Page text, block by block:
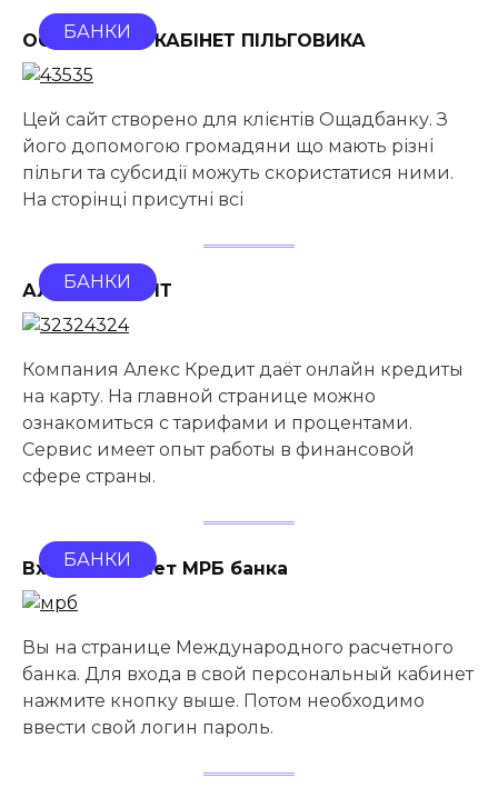
ОСОБИСТИЙ КАБІНЕТ ПІЛЬГОВИКА
БАНКИ
Цей сайт створено для клієнтів Ощадбанку. З
його допомогою громадяни що мають різні
пільги та субсидії можуть скористатися ними.
На сторінці присутні всі
АЛЕКС КРЕДИТ
БАНКИ
Компания Алекс Кредит даёт онлайн кредиты
на карту. На главной странице можно
ознакомиться с тарифами и процентами.
Сервис имеет опыт работы в финансовой
сфере страны.
Вход в кабинет МРБ банка
БАНКИ
Вы на странице Международного расчетного
банка. Для входа в свой персональный кабинет
нажмите кнопку выше. Потом необходимо
ввести свой логин пароль.